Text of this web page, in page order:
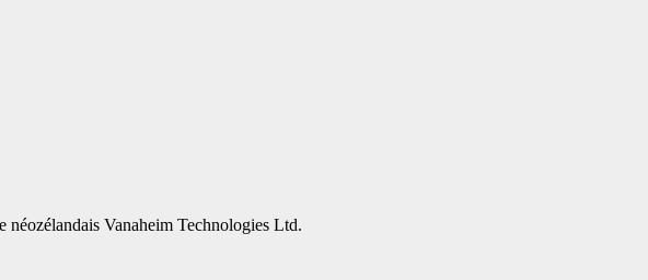
néozélandais Vanaheim Technologies Ltd.